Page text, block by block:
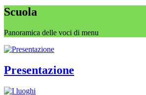
Scuola
Panoramica delle voci di menu
Presentazione